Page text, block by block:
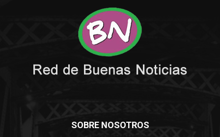
SOBRE NOSOTROS